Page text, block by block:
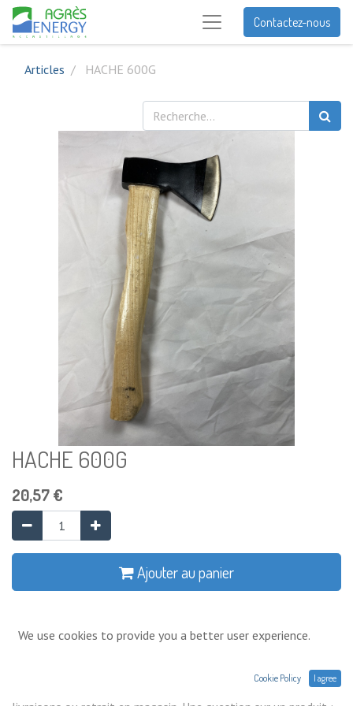
Contactez-nous
Articles HACHE 600G
HACHE 600G
20,57€
Ajouter au panier
Prix exprimés Hors TVA. Expéditions,
We use cookies to provide you a better user experience.
Cookie Policy I agree